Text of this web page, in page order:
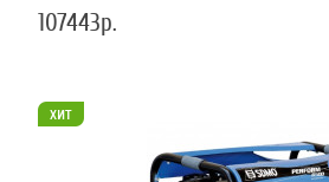
107443р.
хит